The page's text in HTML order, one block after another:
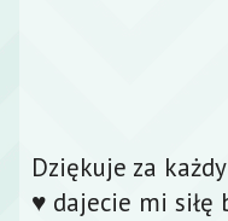
Dziękuje za
♥ dajecie mi siłę